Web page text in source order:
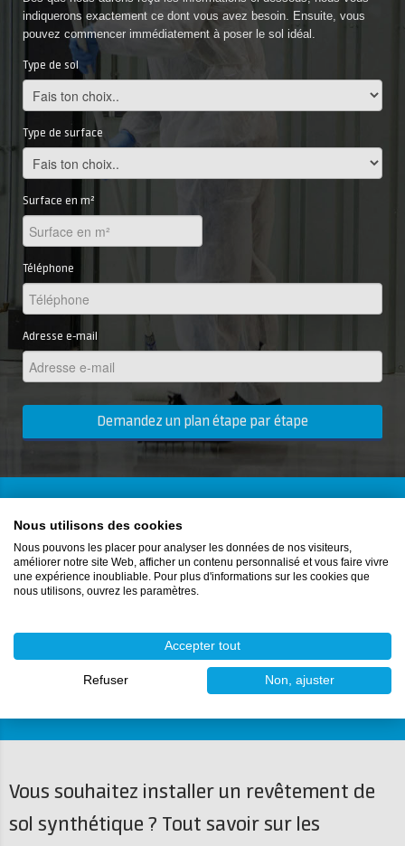
indiquerons exactement ce dont vous avez besoin. Ensuite, vous
pouvez commencer immédiatement à poser le sol idéal.
Type de sol
Type de surface
Surface en m²
Téléphone
Adresse e-mail
Demandez un plan étape par étape
Comment pouvons-nous vous aider ?
1 Nous recevons votre demande
2
Nous élaborons un plan personnalisé et en discutons
Vous recevrez tout le matériel dans quelques jours
Nous vous aidons pas à pas avec toutes vos questions
Vous souhaitez installer un revêtement de
sol synthétique ? Tout savoir sur les
Nous utilisons des cookies
Nous pouvons les placer pour analyser les données de nos visiteurs,
améliorer notre site Web, afficher un contenu personnalisé et vous faire vivre
une expérience inoubliable. Pour plus d'informations sur les cookies que
nous utilisons, ouvrez les paramètres.
Accepter tout
Refuser Non, ajuster